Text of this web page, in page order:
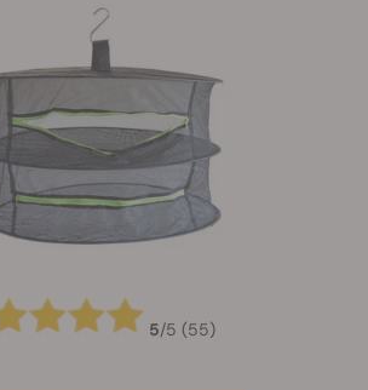
5/5 (55)